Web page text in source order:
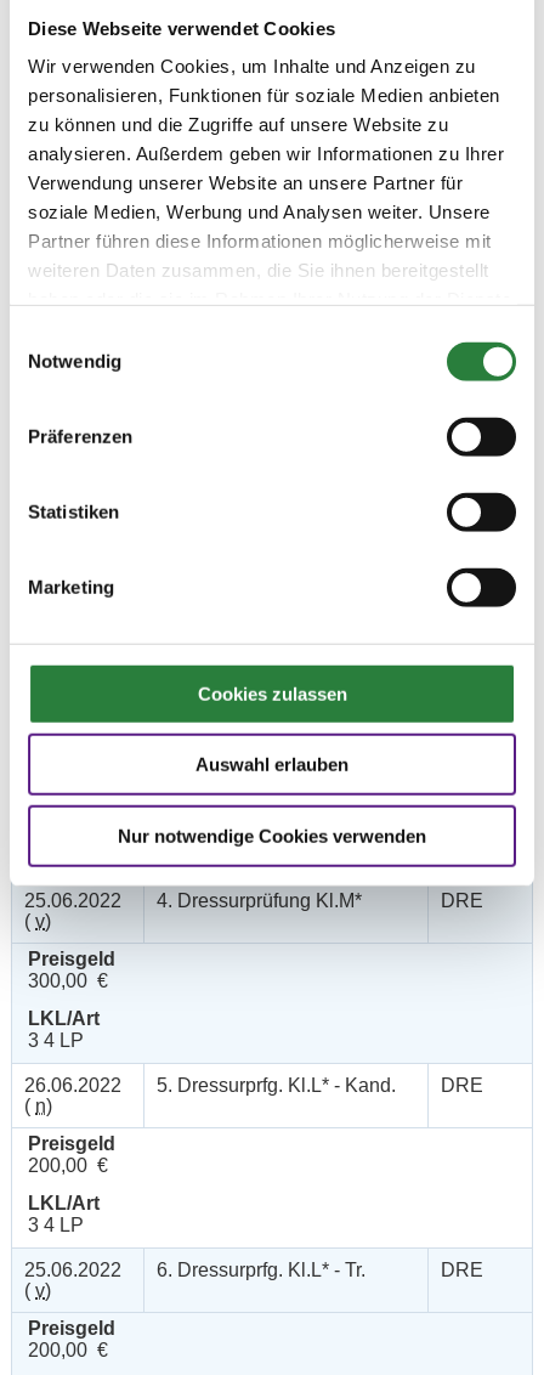
Diese Webseite verwendet Cookies
Wir verwenden Cookies, um Inhalte und Anzeigen zu
personalisieren, Funktionen für soziale Medien anbieten
zu können und die Zugriffe auf unsere Website zu
analysieren. Außerdem geben wir Informationen zu Ihrer
Verwendung unserer Website an unsere Partner für
soziale Medien, Werbung und Analysen weiter. Unsere
Partner führen diese Informationen möglicherweise mit
weiteren Daten zusammen, die Sie ihnen bereitgestellt
Notwendig
Präferenzen
Statistiken
Marketing
Cookies zulassen
Auswahl erlauben
Nur notwendige Cookies verwenden
Ergebnisse:
Zu den Ergebnissen auf www.fn-erfolgsdaten.de
Prüfungen
Datum Prüfung Disziplin
(n)
DRE
750,00 €
DRE
Preisgeld
LKL/Art
1 2 3 LP
26.06.2022
(v)
500,00 €
25.06.2022
( v)
4. Dressurprüfung Kl.M* DRE
Preisgeld
300,00 €
LKL/Art
3 4 LP
26.06.2022
( n)
5. Dressurprfg. Kl.L* - Kand. DRE
Preisgeld
200,00 €
LKL/Art
3 4 LP
25.06.2022
( v)
6. Dressurprfg. Kl.L* - Tr. DRE
Preisgeld
200,00 €